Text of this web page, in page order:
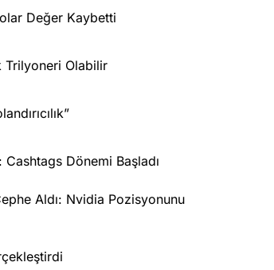
Değer Kaybetti
Trilyoneri Olabilir
Dönemi Başladı
Aldı: Nvidia Pozisyonunu